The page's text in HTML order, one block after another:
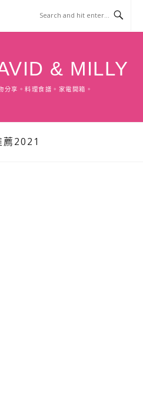
& MILLY
分享。料理食譜。家電開箱。
薦2021